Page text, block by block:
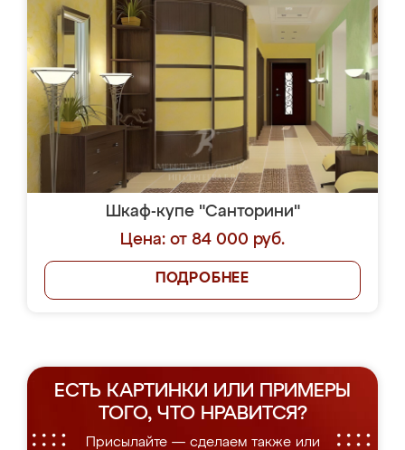
Шкаф-купе "Санторини"
Цена: от 84 000 руб.
ПОДРОБНЕЕ
ЕСТЬ КАРТИНКИ ИЛИ ПРИМЕРЫ
ТОГО, ЧТО НРАВИТСЯ?
Присылайте — сделаем также или